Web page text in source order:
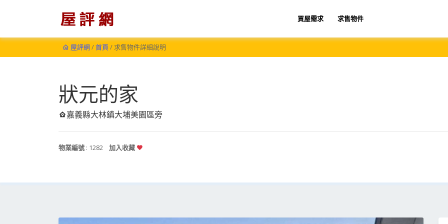
買屋需求 求售物件
屋評網/首頁 / 求售物件詳細說明
狀元的家
嘉義縣大林鎮大埔美園區旁
物業編號 : 1282 加入收藏